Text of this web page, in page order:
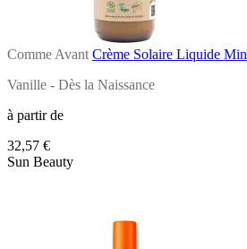
Comme Avant Crème Solaire Liquide
Vanille - Dès la Naissance
à partir de
32,57 €
Sun Beauty